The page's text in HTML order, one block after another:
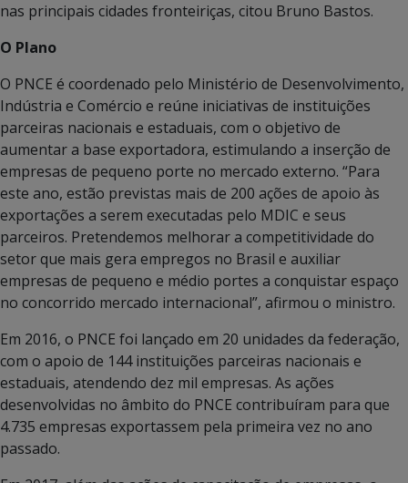
nas principais cidades fronteiriças, citou Bruno Bastos.
O Plano
O PNCE é coordenado pelo Ministério de Desenvolvimento,
Indústria e Comércio e reúne iniciativas de instituições
parceiras nacionais e estaduais, com o objetivo de
aumentar a base exportadora, estimulando a inserção de
empresas de pequeno porte no mercado externo. “Para
este ano, estão previstas mais de 200 ações de apoio às
exportações a serem executadas pelo MDIC e seus
parceiros. Pretendemos melhorar a competitividade do
setor que mais gera empregos no Brasil e auxiliar
empresas de pequeno e médio portes a conquistar espaço
no concorrido mercado internacional”, afirmou o ministro.
Em 2016, o PNCE foi lançado em 20 unidades da federação,
com o apoio de 144 instituições parceiras nacionais e
estaduais, atendendo dez mil empresas. As ações
desenvolvidas no âmbito do PNCE contribuíram para que
4.735 empresas exportassem pela primeira vez no ano
passado.